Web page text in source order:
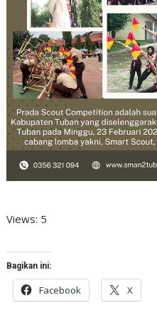
Views: 5
Bagikan ini:
Facebook X